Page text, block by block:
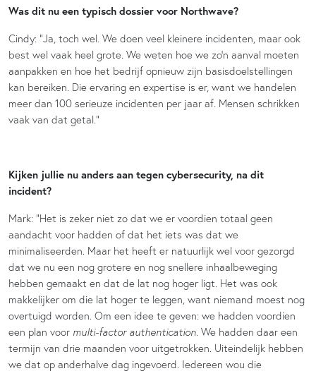
Was dit nu een typisch dossier voor Northwave?
Cindy: “Ja, toch wel. We doen veel kleinere incidenten, maar ook
best wel vaak heel grote. We weten hoe we zo’n aanval moeten
aanpakken en hoe het bedrijf opnieuw zijn basisdoelstellingen
kan bereiken. Die ervaring en expertise is er, want we handelen
meer dan 100 serieuze incidenten per jaar af. Mensen schrikken
vaak van dat getal.”
Kijken jullie nu anders aan tegen cybersecurity, na dit
incident?
Mark: “Het is zeker niet zo dat we er voordien totaal geen
aandacht voor hadden of dat het iets was dat we
minimaliseerden. Maar het heeft er natuurlijk wel voor gezorgd
dat we nu een nog grotere en nog snellere inhaalbeweging
hebben gemaakt en dat de lat nog hoger ligt. Het was ook
makkelijker om die lat hoger te leggen, want niemand moest nog
overtuigd worden. Om een idee te geven: we hadden voordien
een plan voor multi-factor authentication. We hadden daar een
termijn van drie maanden voor uitgetrokken. Uiteindelijk hebben
we dat op anderhalve dag ingevoerd. Iedereen wou die